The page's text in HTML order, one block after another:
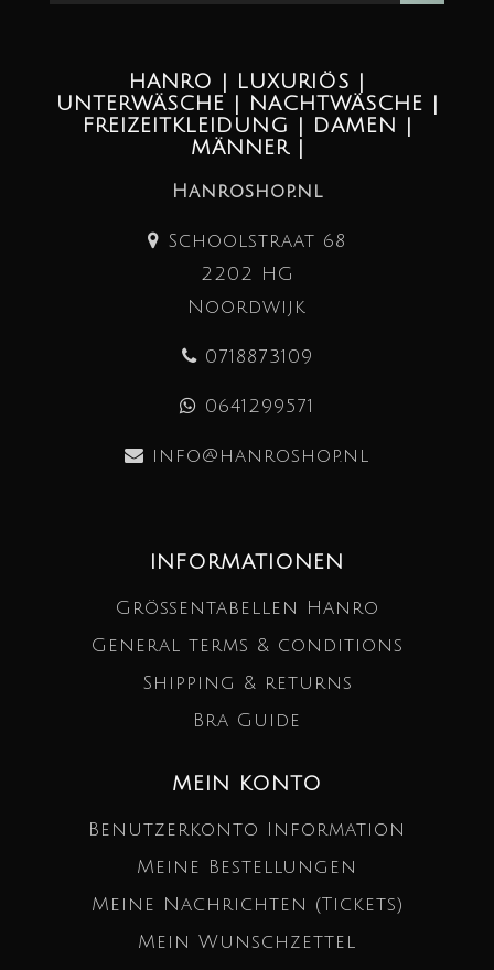
HANRO | LUXURIÖS |
UNTERWÄSCHE | NACHTWÄSCHE |
FREIZEITKLEIDUNG | DAMEN |
MÄNNER |
Hanroshop.nl
Schoolstraat 68
2202 HG
Noordwijk
0718873109
0641299571
info@hanroshop.nl
INFORMATIONEN
Größentabellen Hanro
General terms & conditions
Shipping & returns
Bra Guide
MEIN KONTO
Benutzerkonto Information
Meine Bestellungen
Meine Nachrichten (Tickets)
Mein Wunschzettel